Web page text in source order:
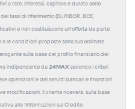
a rate, interessi, capitale e durata sono
tassi di riferimento (EURIBOR, BCE,
e non costituiscono un'offerta da parte
e le condizioni proposte sono subordinate
sulla base del profilo finanziario del
indipendente da 24MAX secondo i criteri
operazioni e dei servizi bancari e finanziari
modificazioni. Il cliente riceverà, sulla base
alle 'Informazioni sul Credito